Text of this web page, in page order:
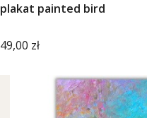
plakat painted bird
Cena
49,00 zł